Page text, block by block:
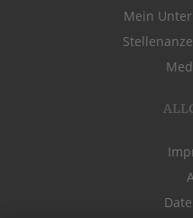
Mein